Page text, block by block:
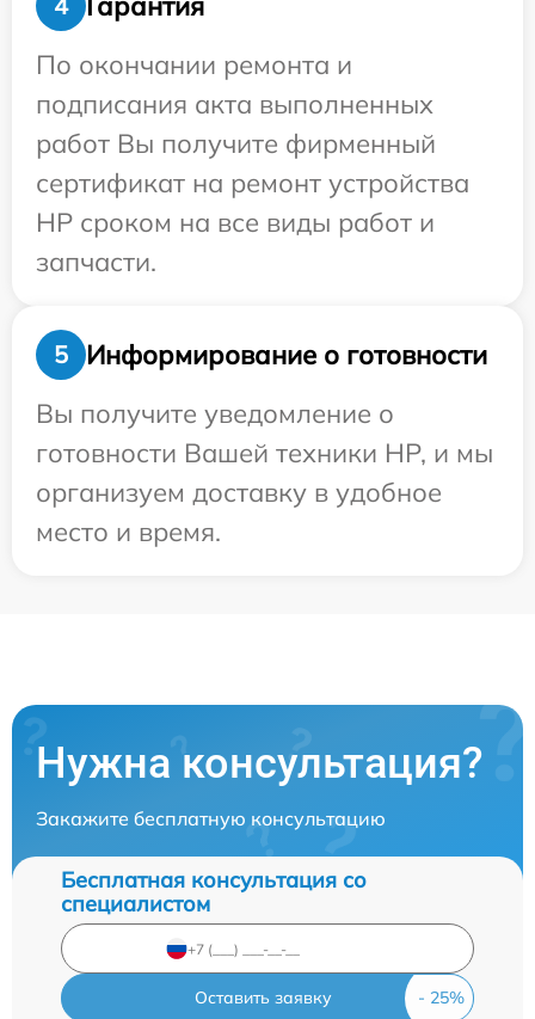
По окончании ремонта и
подписания акта выполненных
работ Вы получите фирменный
сертификат на ремонт устройства
HP сроком на все виды работ и
запчасти.
5
Информирование о готовности
Вы получите уведомление о
готовности Вашей техники HP, и мы
организуем доставку в удобное
место и время.
Нужна консультация?
Закажите бесплатную консультацию
Бесплатная консультация со
специалистом
Оставить заявку